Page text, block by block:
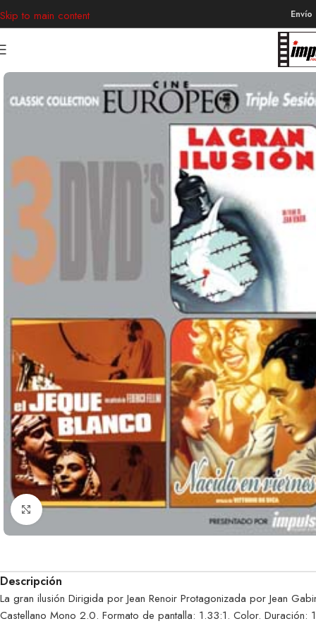
Skip to main content
Clic para ampliar
Descripción
La gran ilusión Dirigida por Jean Renoir Protagonizada por Jean
Castellano Mono 2.0. Formato de pantalla: 1.33:1. Color.